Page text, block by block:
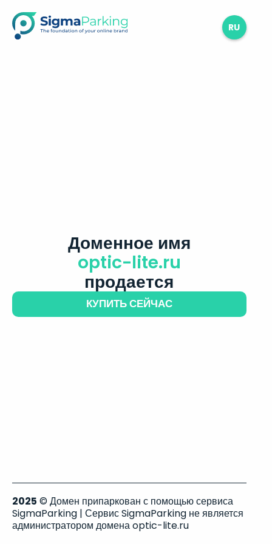
RU
Доменное имя
optic-lite.ru
продается
КУПИТЬ СЕЙЧАС
2025 © Домен припаркован с помощью сервиса
SigmaParking | Сервис SigmaParking не является
администратором домена optic-lite.ru